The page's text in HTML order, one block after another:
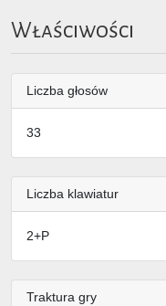
Właściwości
Liczba głosów
33
Liczba klawiatur
2+P
Traktura gry